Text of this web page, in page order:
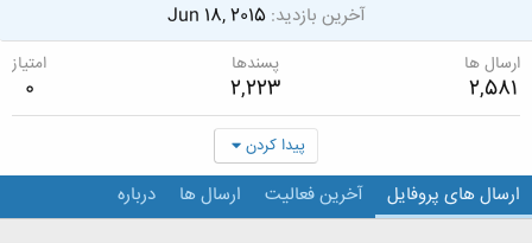
آخرین بازدید Jun 18, 2015
ارسال ها
2,581
پسندها
2,223
امتیاز
0
پیدا کردن
ارسال های پروفایل آخرین فعالیت ارسال ها درباره